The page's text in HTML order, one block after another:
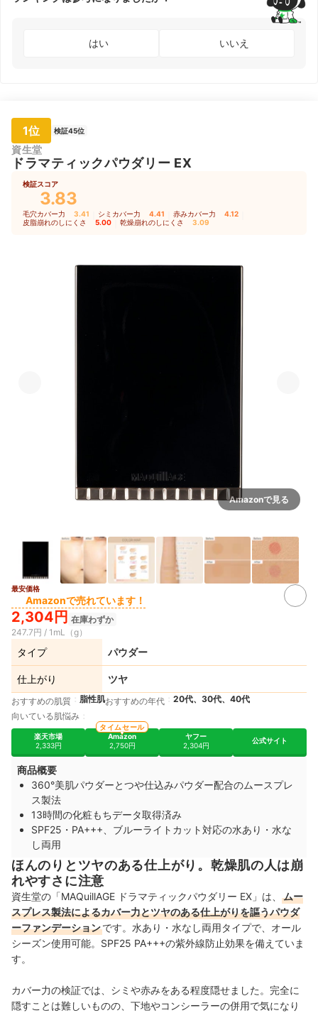
はい いいえ
1位 検証45位
資生堂
ドラマティックパウダリー EX
検証スコア
3.83
毛穴カバー力 3.41 シミカバー力 4.41 赤みカバー力 4.12
皮脂崩れのしにくさ 5.00 乾燥崩れのしにくさ 3.09
Amazonで見る
最安価格
Amazonで売れています！
2,304円 在庫わずか
247.7円 / 1mL（g）
タイプ パウダー
仕上がり ツヤ
おすすめの肌質 脂性肌おすすめの年代
20代、30代、40代
向いている肌悩み
楽天市場
2,333円
Amazon
2,750円
タイムセール
ヤフー
2,304円
公式サイト
商品概要
360°美肌パウダーとつや仕込みパウダー配合のムースプレ
ス製法
13時間の化粧もちデータ取得済み
SPF25・PA+++、ブルーライトカット対応の水あり・水な
し両用
ほんのりとツヤのある仕上がり。乾燥肌の人は崩
れやすさに注意
資生堂の「MAQuillAGE ドラマティックパウダリー EX」は、
ムー
スプレス製法によるカバー力とツヤのある仕上がりを謳うパウダ
ーファンデーションです。水あり・水なし両用タイプで、オール
シーズン使用可能。SPF25 PA+++の紫外線防止効果を備えていま
す。
カバー力の検証では、シミや赤みをある程度隠せました。完全に
隠すことは難しいものの、下地やコンシーラーの併用で気になり